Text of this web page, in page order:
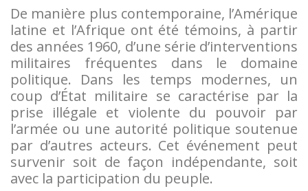
De manière plus contemporaine, l’Amérique
latine et l’Afrique ont été témoins, à partir
des années 1960, d’une série d’interventions
militaires fréquentes dans le domaine
politique. Dans les temps modernes, un
coup d’État militaire se caractérise par la
prise illégale et violente du pouvoir par
l’armée ou une autorité politique soutenue
par d’autres acteurs. Cet événement peut
survenir soit de façon indépendante, soit
avec la participation du peuple.